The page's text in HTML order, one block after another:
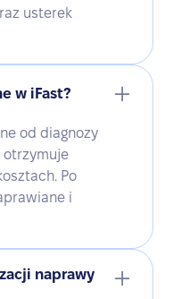
usterek
w iFast?
od diagnozy
otrzymuje
Po
i
naprawy